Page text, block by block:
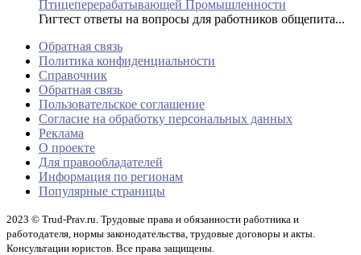
Птицеперерабатывающей Промышленности
Гигтест ответы на вопросы для работников общепита...
Обратная связь
Политика конфиденциальности
Справочник
Обратная связь
Пользовательское соглашение
Согласие на обработку персональных данных
Реклама
О проекте
Для правообладателей
Информация по регионам
Популярные страницы
2023 © Trud-Prav.ru. Трудовые права и обязанности работника и
работодателя, нормы законодательства, трудовые договоры и акты.
Консультации юристов. Все права защищены.